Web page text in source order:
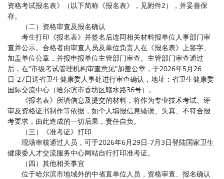
资格考试报名表》（以下简称《报名表》，见附件2），并妥善保
存。
（二）资格审查及报名确认
考生打印《报名表》并签名后连同相关材料报单位人事部门审
查并公示。合格者由审查人员及单位负责人在《报名表》上签字、
加盖单位公章，并报申报单位主管部门审查。主管部门审查通过
后，在“市级考试管理机构审查意见”加盖公章，于2026年5月26
日-27日送省卫生健康委人事处进行审查确认，地址：省卫生健康委
国际交流中心（哈尔滨市香坊区赣水路36号）。
《报名表》所填信息及提交的材料，将作为专业技术考试、评
审及资格证书制作等依据，如个人填报信息错误、失真、不符合报
考要求，由此造成的一切后果，责任自负。
（三）《准考证》打印
现场审核通过人员，可于2026年6月29日-7月3日登陆国家卫生
健康委人才交流服务中心网站自行打印准考证。
（四）其他相关事宜
位于哈尔滨市地域外的中省直单位人员，资格审查、报名确认